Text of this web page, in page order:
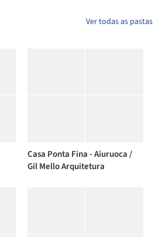
Ver todas as pastas
Casa Ponta Fina - Aiuruoca /
Gil Mello Arquitetura